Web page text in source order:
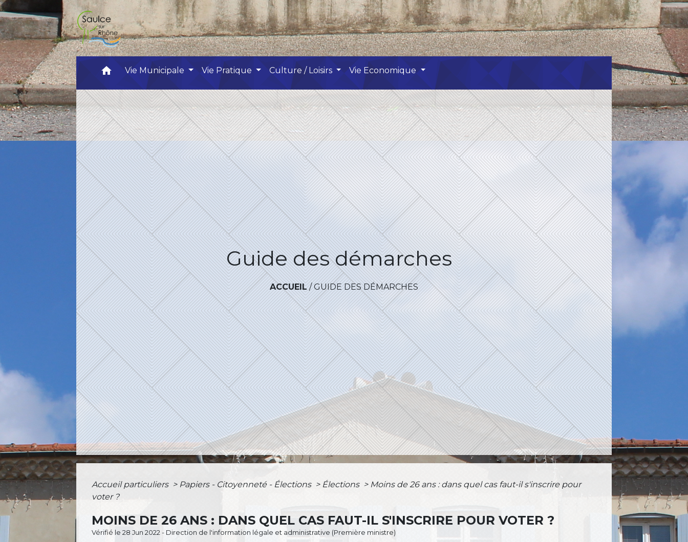
home Vie Municipale Vie Pratique Culture / Loisirs Vie Economique
Guide des démarches
ACCUEIL/GUIDE DES DÉMARCHES
Accueil particuliers > Papiers - Citoyenneté - Élections > Élections > Moins de 26 ans : dans quel cas faut-il s'inscrire pour
voter ?
MOINS DE 26 ANS : DANS QUEL CAS FAUT-IL S'INSCRIRE POUR VOTER ?
Vérifié le 28 Jun 2022 - Direction de l'information légale et administrative (Première ministre)